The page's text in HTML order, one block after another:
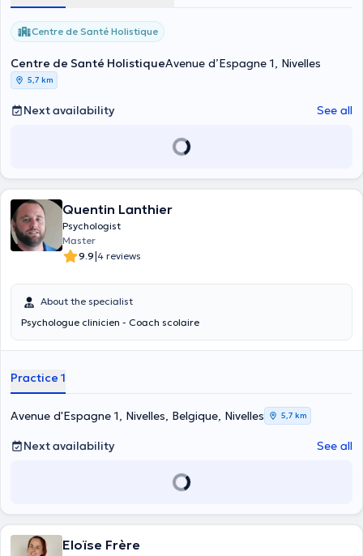
Centre de Santé Holistique
Centre de Santé HolistiqueAvenue d’Espagne 1, Nivelles
5,7 km
Next availability See all
Quentin Lanthier
Psychologist
Master
9.9|4 reviews
About the specialist
Psychologue clinicien - Coach scolaire
Practice 1
Avenue d'Espagne 1, Nivelles, Belgique, Nivelles 5,7 km
Next availability See all
Eloïse Frère